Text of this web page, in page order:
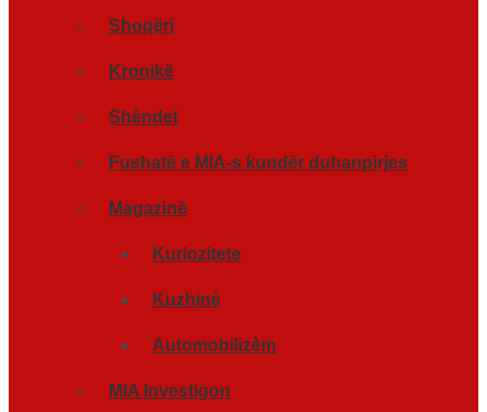
Shoqëri
Kronikë
Shèndet
Fushatë e MIA-s kundër duhanpirjes
Magazinë
Kuriozitete
Kuzhinè
Automobilizèm
MIA Investigon